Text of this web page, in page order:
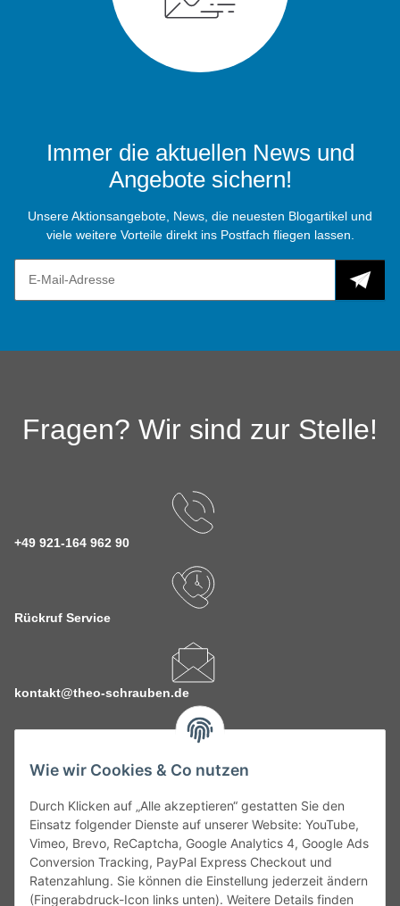
Wie wir Cookies & Co nutzen
Durch Klicken auf „Alle akzeptieren“ gestatten Sie den
Einsatz folgender Dienste auf unserer Website: YouTube,
Vimeo, Brevo, ReCaptcha, Google Analytics 4, Google Ads
Conversion Tracking, PayPal Express Checkout und
Ratenzahlung. Sie können die Einstellung jederzeit ändern
(Fingerabdruck-Icon links unten). Weitere Details finden
Immer die aktuellen News und
Angebote sichern!
Unsere Aktionsangebote, News, die neuesten Blogartikel und
viele weitere Vorteile direkt ins Postfach fliegen lassen.
Fragen? Wir sind zur Stelle!
+49 921-164 962 90
Rückruf Service
kontakt@theo-schrauben.de
Service
Gesetzliche Informationen